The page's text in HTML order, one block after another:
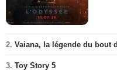
2. Vaiana, la légende du bout
3. Toy Story 5